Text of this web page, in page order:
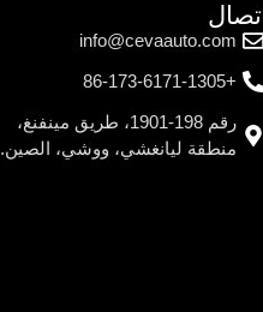
اتصال
info@cevaauto.com
+86-173-6171-1305
رقم 198-1901، طريق مينفنغ،
منطقة ليانغشي، ووشي، الصين.